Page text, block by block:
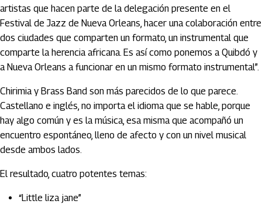
artistas que hacen parte de la delegación presente en el
Festival de Jazz de Nueva Orleans, hacer una colaboración entre
dos ciudades que comparten un formato, un instrumental que
comparte la herencia africana. Es así como ponemos a Quibdó y
a Nueva Orleans a funcionar en un mismo formato instrumental”.
Chirimia y Brass Band son más parecidos de lo que parece.
Castellano e inglés, no importa el idioma que se hable, porque
hay algo común y es la música, esa misma que acompañó un
encuentro espontáneo, lleno de afecto y con un nivel musical
desde ambos lados.
El resultado, cuatro potentes temas:
“Little liza jane”